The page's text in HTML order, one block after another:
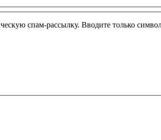
спам-рассылку. Вводите только